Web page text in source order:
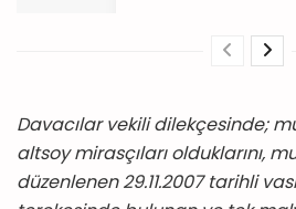
Davacılar vekili dilekçesinde;
altsoy mirasçıları olduklarını,
düzenlenen 29.11.2007 tarihli